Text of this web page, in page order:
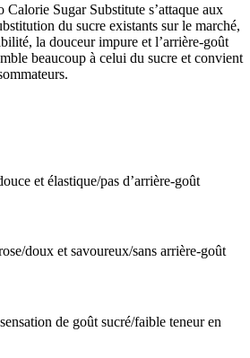
Sugar Substitute s’attaque aux
du sucre existants sur le marché,
la douceur impure et l’arrière-goût
beaucoup à celui du sucre et convient
et élastique/pas d’arrière-goût
doux et savoureux/sans arrière-goût
de goût sucré/faible teneur en